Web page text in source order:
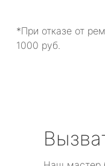
*При отказе от
1000 руб.